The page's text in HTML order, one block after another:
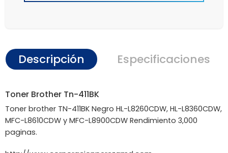
Descripción Especificaciones
Toner Brother Tn-411BK
Toner brother TN-411BK Negro HL-L8260CDW, HL-L8360CDW,
MFC-L8610CDW y MFC-L8900CDW Rendimiento 3,000
paginas.